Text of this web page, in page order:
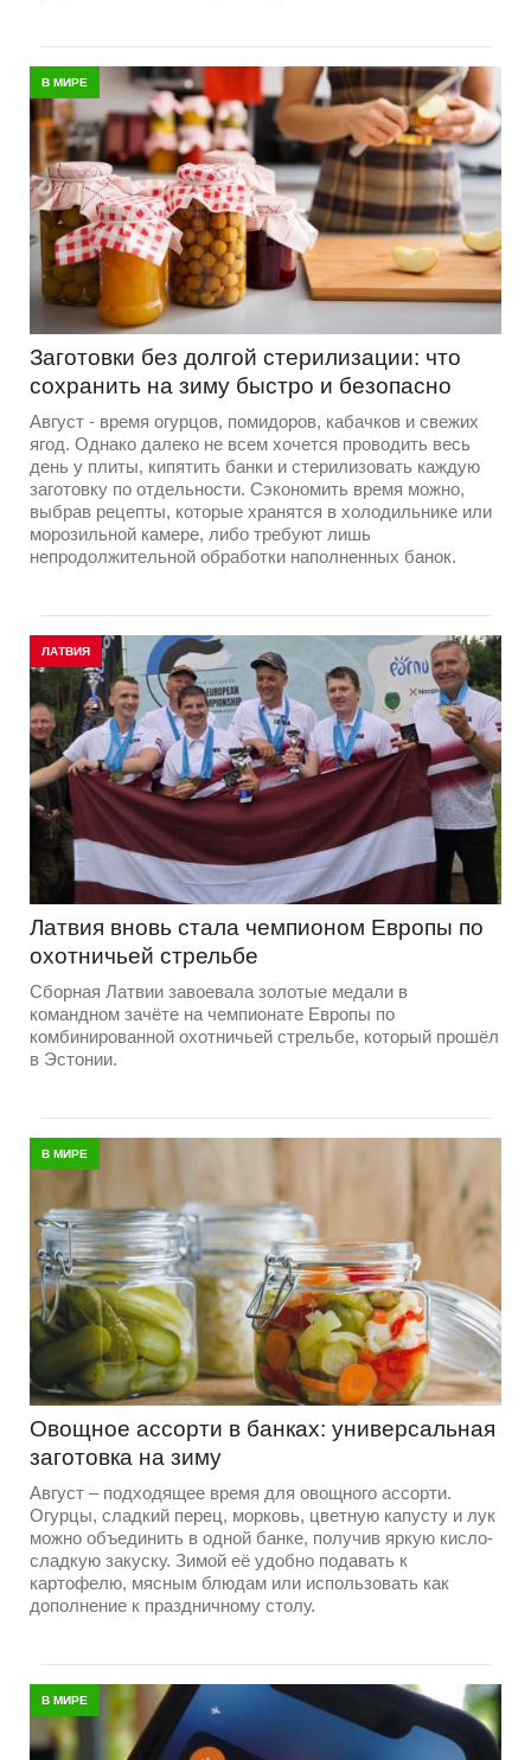
В МИРЕ
Заготовки без долгой стерилизации: что
сохранить на зиму быстро и безопасно
Август - время огурцов, помидоров, кабачков и свежих
ягод. Однако далеко не всем хочется проводить весь
день у плиты, кипятить банки и стерилизовать каждую
заготовку по отдельности. Сэкономить время можно,
выбрав рецепты, которые хранятся в холодильнике или
морозильной камере, либо требуют лишь
непродолжительной обработки наполненных банок.
ЛАТВИЯ
Латвия вновь стала чемпионом Европы по
охотничьей стрельбе
Сборная Латвии завоевала золотые медали в
командном зачёте на чемпионате Европы по
комбинированной охотничьей стрельбе, который прошёл
в Эстонии.
В МИРЕ
Овощное ассорти в банках: универсальная
заготовка на зиму
Август – подходящее время для овощного ассорти.
Огурцы, сладкий перец, морковь, цветную капусту и лук
можно объединить в одной банке, получив яркую кисло-
сладкую закуску. Зимой её удобно подавать к
картофелю, мясным блюдам или использовать как
дополнение к праздничному столу.
В МИРЕ